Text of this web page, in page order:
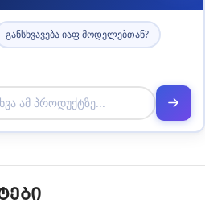
განსხვავება იაფ მოდელებთან?